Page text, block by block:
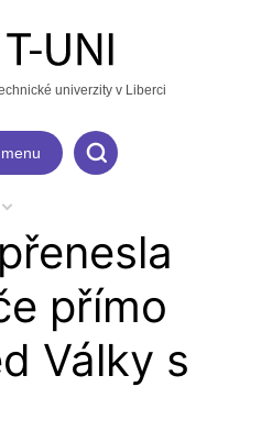
univerzity v Liberci
menu
přímo
Války s